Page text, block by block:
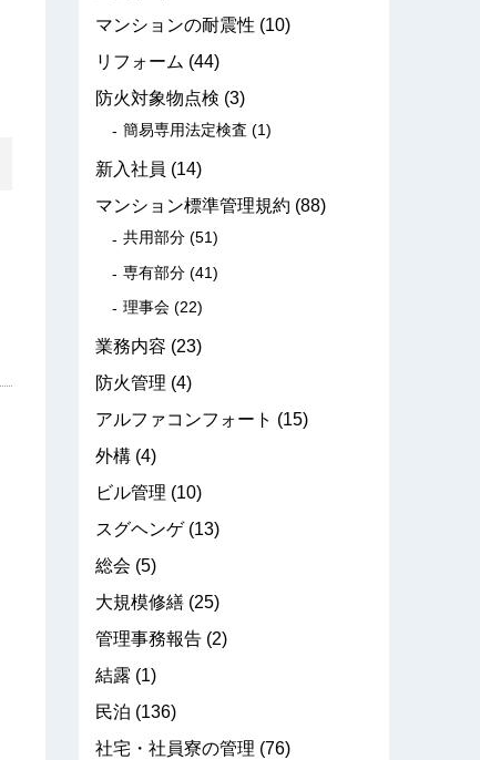
マンションの耐震性 (10)
リフォーム (44)
防火対象物点検 (3)
簡易専用法定検査 (1)
新入社員 (14)
マンション標準管理規約 (88)
共用部分 (51)
専有部分 (41)
理事会 (22)
業務内容 (23)
防火管理 (4)
アルファコンフォート (15)
外構 (4)
ビル管理 (10)
スグヘンゲ(13)
総会 (5)
大規模修繕 (25)
管理事務報告 (2)
結露 (1)
民泊 (136)
社宅・社員寮の管理 (76)